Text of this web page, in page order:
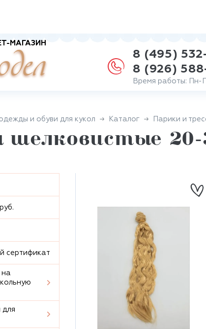
МАГАЗИН
8 (495)
8 (926)
Время работы: Пн-
и обуви для кукол Каталог Парики и
шелковистые 20-
сертификат
на
для